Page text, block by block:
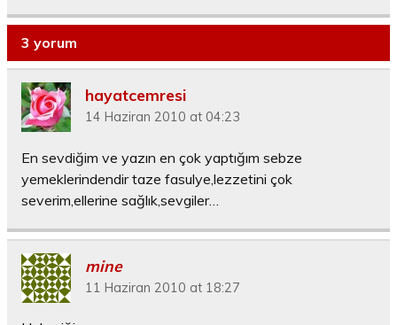
3 yorum
hayatcemresi
14 Haziran 2010 at 04:23
En sevdiğim ve yazın en çok yaptığım sebze
yemeklerindendir taze fasulye,lezzetini çok
severim,ellerine sağlık,sevgiler…
mine
11 Haziran 2010 at 18:27